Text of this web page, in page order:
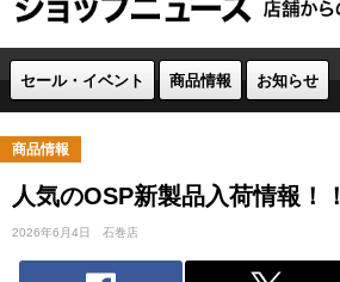
セール・イベント 商品情報 お知らせ
商品情報
人気のOSP新製品入荷情報！！
2026年6月4日 石巻店